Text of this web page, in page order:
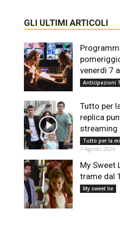
GLI ULTIMI ARTICOLI
venerdì 7
Anticipazioni
Tutto per
replica
streaming
Tutto per la
7 Agosto 2026
My Sweet
trame dal
My sweet lie